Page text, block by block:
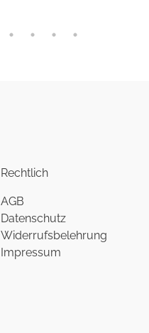
Rechtlich
AGB
Datenschutz
Widerrufsbelehrung
Impressum